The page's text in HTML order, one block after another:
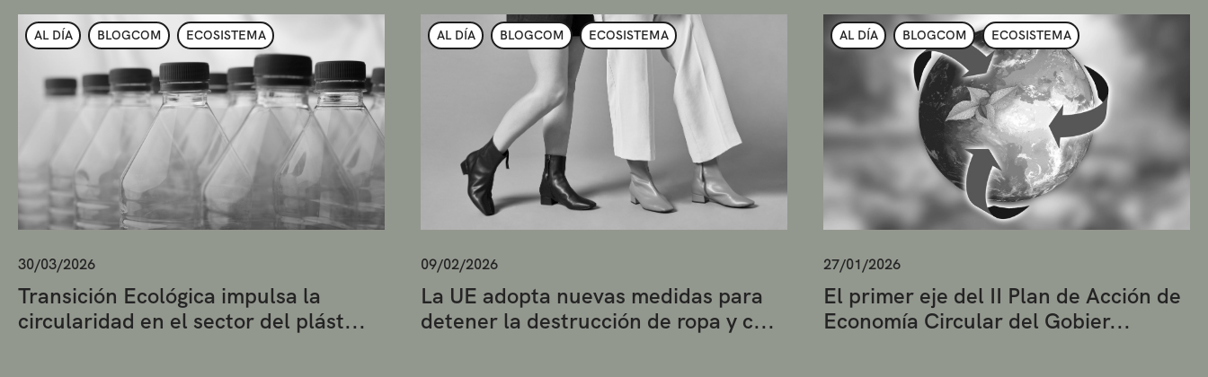
AL DÍA BLOGCOM ECOSISTEMA
30/03/2026
Transición Ecológica impulsa la
circularidad en el sector del plást...
AL DÍA BLOGCOM ECOSISTEMA
09/02/2026
La UE adopta nuevas medidas para
detener la destrucción de ropa y c...
AL DÍA BLOGCOM ECOSISTEMA
27/01/2026
El primer eje del II Plan de Acción de
Economía Circular del Gobier...